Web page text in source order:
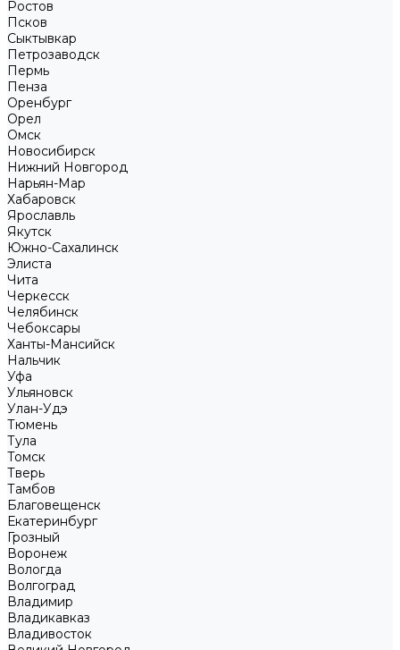
Ростов
Псков
Сыктывкар
Петрозаводск
Пермь
Пенза
Оренбург
Орел
Омск
Новосибирск
Нижний Новгород
Нарьян-Мар
Хабаровск
Ярославль
Якутск
Южно-Сахалинск
Элиста
Чита
Черкесск
Челябинск
Чебоксары
Ханты-Мансийск
Нальчик
Уфа
Ульяновск
Улан-Удэ
Тюмень
Тула
Томск
Тверь
Тамбов
Благовещенск
Екатеринбург
Грозный
Воронеж
Вологда
Волгоград
Владимир
Владикавказ
Владивосток